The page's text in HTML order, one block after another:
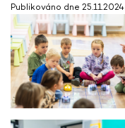
Publikováno dne 25.11.2024